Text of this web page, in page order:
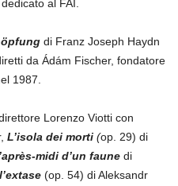
al FAI.
di Franz Joseph Haydn
da Ádám Fischer, fondatore
1987.
Lorenzo Viotti con
L’isola dei morti (op. 29) di
midi d’un faune di
(op. 54) di Aleksandr